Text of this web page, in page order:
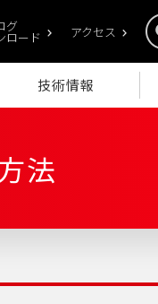
グ
ロード アクセス
技術情報
法